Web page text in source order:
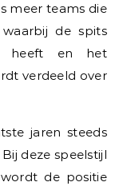
meer teams die
de spits
heeft en het
verdeeld over
jaren steeds
deze speelstijl
de positie